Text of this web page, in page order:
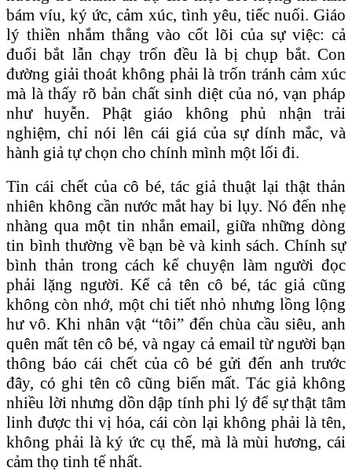
bám víu, ký ức, cảm xúc, tình yêu, tiếc nuối. Giáo
lý thiền nhắm thẳng vào cốt lõi của sự việc: cả
đuổi bắt lẫn chạy trốn đều là bị chụp bắt. Con
đường giải thoát không phải là trốn tránh cảm xúc
mà là thấy rõ bản chất sinh diệt của nó, vạn pháp
như huyễn. Phật giáo không phủ nhận trải
nghiệm, chỉ nói lên cái giá của sự dính mắc, và
hành giả tự chọn cho chính mình một lối đi.
Tin cái chết của cô bé, tác giả thuật lại thật thản
nhiên không cần nước mắt hay bi lụy. Nó đến nhẹ
nhàng qua một tin nhắn email, giữa những dòng
tin bình thường về bạn bè và kinh sách. Chính sự
bình thản trong cách kể chuyện làm người đọc
phải lặng người. Kể cả tên cô bé, tác giả cũng
không còn nhớ, một chi tiết nhỏ nhưng lồng lộng
hư vô. Khi nhân vật “tôi” đến chùa cầu siêu, anh
quên mất tên cô bé, và ngay cả email từ người bạn
thông báo cái chết của cô bé gửi đến anh trước
đây, có ghi tên cô cũng biến mất. Tác giả không
nhiều lời nhưng dồn dập tính phi lý để sự thật tâm
linh được thi vị hóa, cái còn lại không phải là tên,
không phải là ký ức cụ thể, mà là mùi hương, cái
cảm thọ tinh tế nhất.